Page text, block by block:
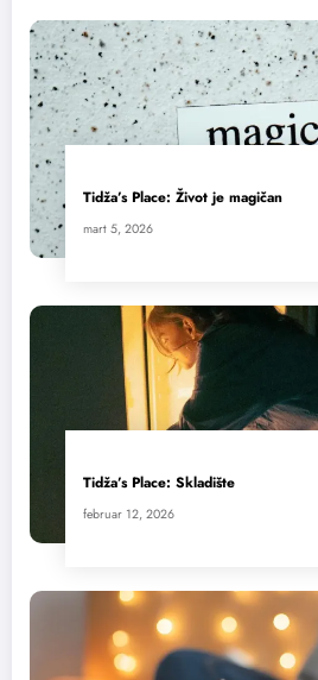
Tidža’s Place: Život je magičan
mart 5, 2026
Tidža’s Place: Skladište
februar 12, 2026